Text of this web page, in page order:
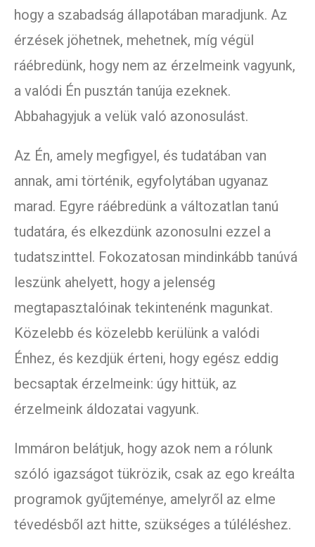
hogy a szabadság állapotában maradjunk. Az
érzések jöhetnek, mehetnek, míg végül
ráébredünk, hogy nem az érzelmeink vagyunk,
a valódi Én pusztán tanúja ezeknek.
Abbahagyjuk a velük való azonosulást.
Az Én, amely megfigyel, és tudatában van
annak, ami történik, egyfolytában ugyanaz
marad. Egyre ráébredünk a változatlan tanú
tudatára, és elkezdünk azonosulni ezzel a
tudatszinttel. Fokozatosan mindinkább tanúvá
leszünk ahelyett, hogy a jelenség
megtapasztalóinak tekintenénk magunkat.
Közelebb és közelebb kerülünk a valódi
Énhez, és kezdjük érteni, hogy egész eddig
becsaptak érzelmeink: úgy hittük, az
érzelmeink áldozatai vagyunk.
Immáron belátjuk, hogy azok nem a rólunk
szóló igazságot tükrözik, csak az ego kreálta
programok gyűjteménye, amelyről az elme
tévedésből azt hitte, szükséges a túléléshez.